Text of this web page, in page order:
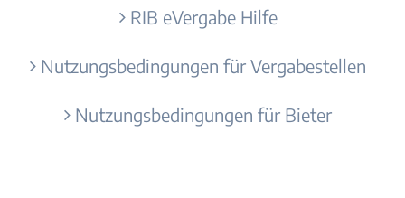
RIB eVergabe Hilfe
Nutzungsbedingungen für Vergabestellen
Nutzungsbedingungen für Bieter